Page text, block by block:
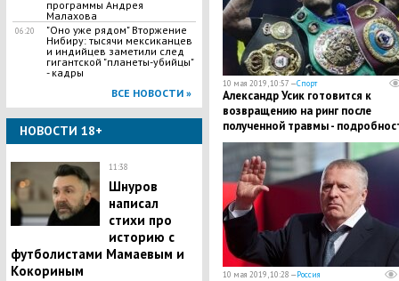
программы Андрея
Малахова
06:20
"Оно уже рядом" Вторжение
Нибиру: тысячи мексиканцев
и индийцев заметили след
гигантской "планеты-убийцы"
- кадры
ВСЕ НОВОСТИ »
НОВОСТИ 18+
11:38
Шнуров
написал
стихи про
историю с
футболистами Мамаевым и
Кокориным
10 мая 2019, 10:57 —Спорт
​Александр Усик готовится к
возвращению на ринг после
полученной травмы -
10 мая 2019, 10:28 —Россия